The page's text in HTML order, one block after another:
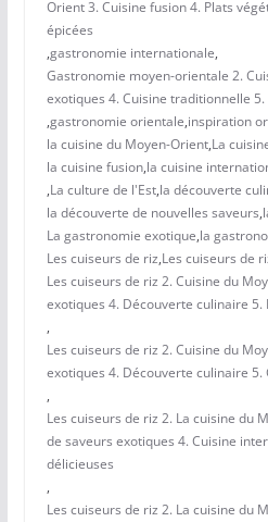
Orient 3. Cuisine fusion 4. Plats
épicées
,gastronomie internationale,
Gastronomie moyen-orientale 2.
exotiques 4. Cuisine traditionnelle
,gastronomie orientale,inspiration
la cuisine du Moyen-Orient,La
la cuisine fusion,la cuisine
,La culture de l'Est,la découverte
la découverte de nouvelles saveurs,
La gastronomie exotique,la
Les cuiseurs de riz,Les cuiseurs de
Les cuiseurs de riz 2. Cuisine du
exotiques 4. Découverte culinaire 5.
,
Les cuiseurs de riz 2. Cuisine du
exotiques 4. Découverte culinaire
,
Les cuiseurs de riz 2. La cuisine du
de saveurs exotiques 4. Cuisine
délicieuses
,
Les cuiseurs de riz 2. La cuisine du